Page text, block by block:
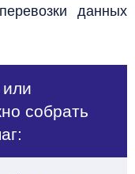
данных
собрать